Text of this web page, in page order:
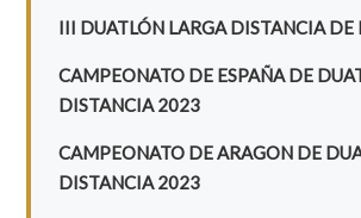
III DUATLÓN LARGA DISTANCIA DE
CAMPEONATO DE ESPAÑA DE
DISTANCIA 2023
CAMPEONATO DE ARAGON DE
DISTANCIA 2023